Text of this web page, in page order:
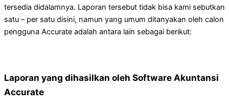
tersedia didalamnya. Laporan tersebut tidak bisa kami sebutkan
satu – per satu disini, namun yang umum ditanyakan oleh calon
pengguna Accurate adalah antara lain sebagai berikut:
Laporan yang dihasilkan oleh Software Akuntansi
Accurate